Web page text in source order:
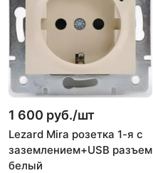
1 600 руб./шт
Lezard Mira розетка 1-я с
заземлением+USB разъем
белый